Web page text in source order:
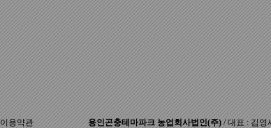
이용약관
용인곤충테마파크 농업회사법인(주)/ 대표 : 김영